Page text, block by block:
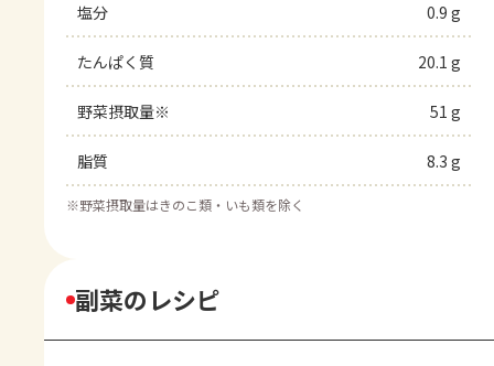
塩分 0.9 g
たんぱく質 20.1 g
野菜摂取量※ 51 g
脂質 8.3 g
※野菜摂取量はきのこ類・いも類を除く
副菜のレシピ